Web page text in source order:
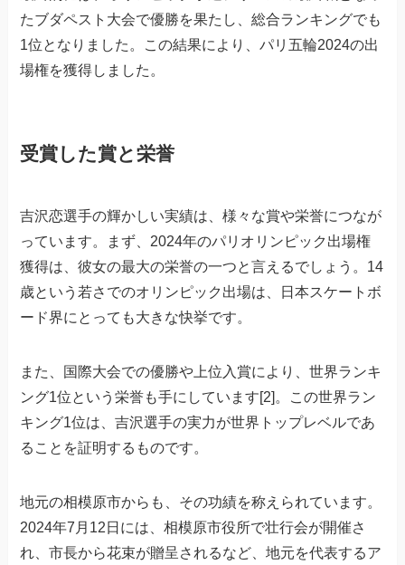
たブダペスト大会で優勝を果たし、総合ランキングでも
1位となりました。この結果により、パリ五輪2024の出
場権を獲得しました。
受賞した賞と栄誉
吉沢恋選手の輝かしい実績は、様々な賞や栄誉につなが
っています。まず、2024年のパリオリンピック出場権
獲得は、彼女の最大の栄誉の一つと言えるでしょう。14
歳という若さでのオリンピック出場は、日本スケートボ
ード界にとっても大きな快挙です。
また、国際大会での優勝や上位入賞により、世界ランキ
ング1位という栄誉も手にしています[2]。この世界ラン
キング1位は、吉沢選手の実力が世界トップレベルであ
ることを証明するものです。
地元の相模原市からも、その功績を称えられています。
2024年7月12日には、相模原市役所で壮行会が開催さ
れ、市長から花束が贈呈されるなど、地元を代表するア